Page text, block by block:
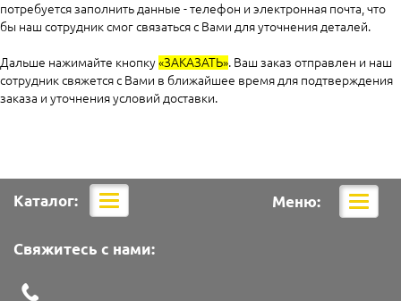
потребуется заполнить данные - телефон и электронная почта, что
бы наш сотрудник смог связаться с Вами для уточнения деталей.
Дальше нажимайте кнопку«ЗАКАЗАТЬ». Ваш заказ отправлен и наш
сотрудник свяжется с Вами в ближайшее время для подтверждения
заказа и уточнения условий доставки.
Меню:
Каталог:
Мобильная
навигация
Свяжитесь с нами: